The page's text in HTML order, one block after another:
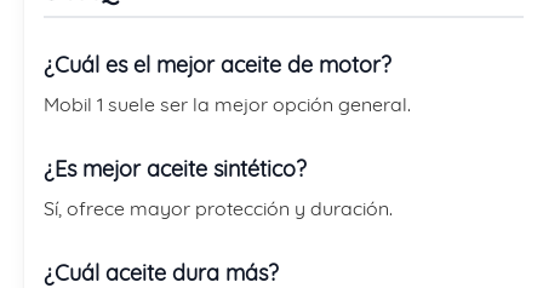
¿Cuál es el mejor aceite de motor?
Mobil 1 suele ser la mejor opción general.
¿Es mejor aceite sintético?
Sí, ofrece mayor protección y duración.
¿Cuál aceite dura más?